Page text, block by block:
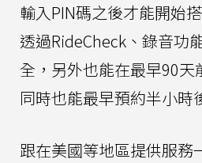
輸入PIN碼之後才能開始
透過RideCheck、錄音功
全，另外也能在最早90天
同時也能最早預約半小時
跟在美國等地區提供服務